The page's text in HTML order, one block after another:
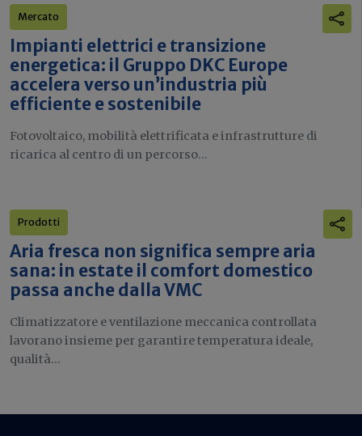
Mercato
Impianti elettrici e transizione
energetica: il Gruppo DKC Europe
accelera verso un’industria più
efficiente e sostenibile
Fotovoltaico, mobilità elettrificata e infrastrutture di
ricarica al centro di un percorso...
Prodotti
Aria fresca non significa sempre aria
sana: in estate il comfort domestico
passa anche dalla VMC
Climatizzatore e ventilazione meccanica controllata
lavorano insieme per garantire temperatura ideale,
qualità...